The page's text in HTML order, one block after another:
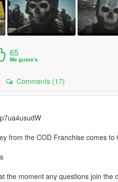
65
Me gusta's
Comments (17)
from the COD Franchise comes to
the moment any questions join the